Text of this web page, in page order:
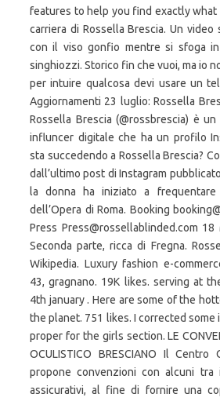
features to help you find exactly what
carriera di Rossella Brescia. Un video
con il viso gonfio mentre si sfoga
singhiozzi. Storico fin che vuoi, ma io
per intuire qualcosa devi usare un
Aggiornamenti 23 luglio: Rossella
Rossella Brescia (@rossbrescia) è
influncer digitale che ha un profilo
sta succedendo a Rossella Brescia?
dall’ultimo post di Instagram
la donna ha iniziato a
dell’Opera di Roma. Booking
Press Press@rossellablinded.com 18
Seconda parte, ricca di Fregna.
Wikipedia. Luxury fashion e-
43, gragnano. 19K likes. serving at
4th january . Here are some of the
the planet. 751 likes. I corrected
proper for the girls section. LE
OCULISTICO BRESCIANO Il Centro
propone convenzioni con alcuni
assicurativi, al fine di fornire una